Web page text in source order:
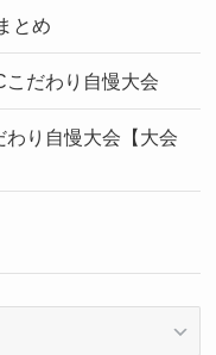
とめ
こだわり自慢大会
わり自慢大会【大会